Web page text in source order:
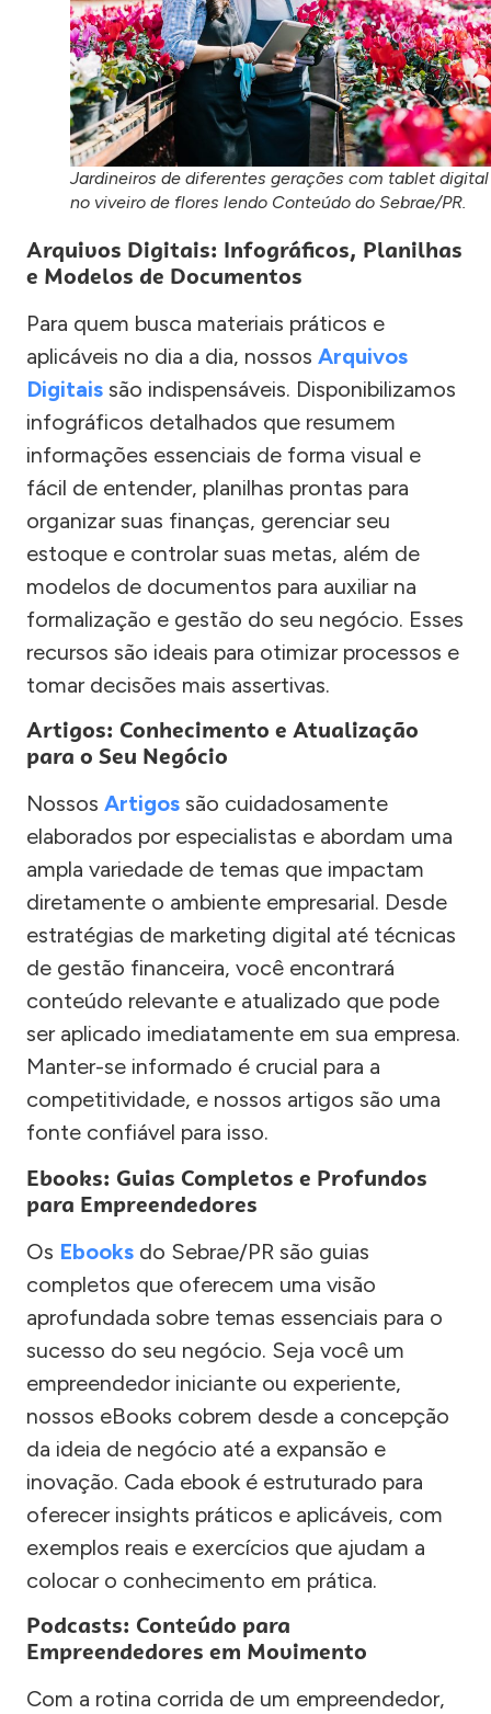
Jardineiros de diferentes gerações com tablet digital
no viveiro de flores lendo Conteúdo do Sebrae/PR.
Arquivos Digitais: Infográficos, Planilhas
e Modelos de Documentos
Para quem busca materiais práticos e
aplicáveis no dia a dia, nossos Arquivos
Digitais são indispensáveis. Disponibilizamos
infográficos detalhados que resumem
informações essenciais de forma visual e
fácil de entender, planilhas prontas para
organizar suas finanças, gerenciar seu
estoque e controlar suas metas, além de
modelos de documentos para auxiliar na
formalização e gestão do seu negócio. Esses
recursos são ideais para otimizar processos e
tomar decisões mais assertivas.
Artigos: Conhecimento e Atualização
para o Seu Negócio
Nossos Artigos são cuidadosamente
elaborados por especialistas e abordam uma
ampla variedade de temas que impactam
diretamente o ambiente empresarial. Desde
estratégias de marketing digital até técnicas
de gestão financeira, você encontrará
conteúdo relevante e atualizado que pode
ser aplicado imediatamente em sua empresa.
Manter-se informado é crucial para a
competitividade, e nossos artigos são uma
fonte confiável para isso.
Ebooks: Guias Completos e Profundos
para Empreendedores
Os Ebooks do Sebrae/PR são guias
completos que oferecem uma visão
aprofundada sobre temas essenciais para o
sucesso do seu negócio. Seja você um
empreendedor iniciante ou experiente,
nossos eBooks cobrem desde a concepção
da ideia de negócio até a expansão e
inovação. Cada ebook é estruturado para
oferecer insights práticos e aplicáveis, com
exemplos reais e exercícios que ajudam a
colocar o conhecimento em prática.
Podcasts: Conteúdo para
Empreendedores em Movimento
Com a rotina corrida de um empreendedor,